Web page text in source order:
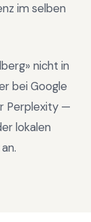
im selben
» nicht in
bei Google
Perplexity —
lokalen